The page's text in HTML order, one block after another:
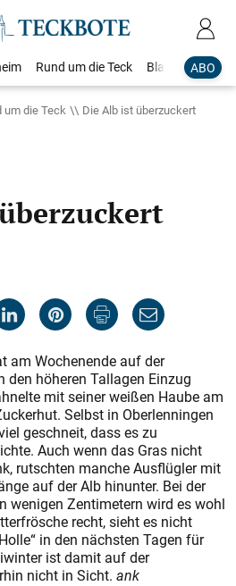
ABO
Rund um die Teck Blaulicht
um die Teck Die Alb ist überzuckert
am Wochenende auf der
höheren Tallagen Einzug
mit seiner weißen Haube am
Selbst in Oberlenningen
geschneit, dass es zu
Auch wenn das Gras nicht
rutschten manche Ausflügler mit
auf der Alb hinunter. Bei der
wenigen Zentimetern wird es wohl
recht, sieht es nicht
in den nächsten Tagen für
ist damit auf der
nicht in Sicht. ank